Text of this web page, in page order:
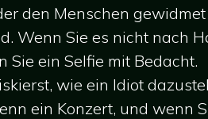
den Menschen
Wenn Sie es nicht nach
Sie ein Selfie mit Bedacht.
wie ein Idiot
ein Konzert, und wenn